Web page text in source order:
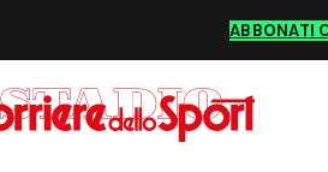
ABBONATI